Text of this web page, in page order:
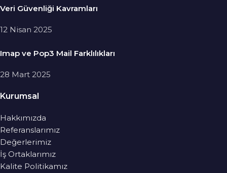
Veri Güvenliği Kavramları
12 Nisan 2025
Imap ve Pop3 Mail Farklılıkları
28 Mart 2025
Kurumsal
Hakkımızda
Referanslarımız
Değerlerimiz
İş Ortaklarımız
Kalite Politikamız